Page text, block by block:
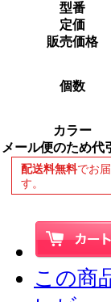
型番
定価
販売価格
個数
カラー
メール便のため代
配送料無料でお
す。
この商